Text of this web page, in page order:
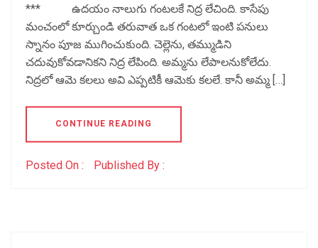
*** ఉదయం నాలుగు గంటలకే నిద్ర లేచింది. కాసేపు
మంచంలో కూర్చుండి తరువాత ఒక గంటలో ఇంటి పనులు
స్నానం పూజ ముగించుకుంది. చెల్లెను, తమ్ముడిని
చదువుకోవడానికని నిద్ర లేపింది. అమ్మను లేపాలనుకోలేదు.
నిద్రలో ఆమె కలలు అవి ఎప్పటికీ ఆమెకు కలలే. కానీ అమ్మ […]
CONTINUE READING
Posted On : Published By :